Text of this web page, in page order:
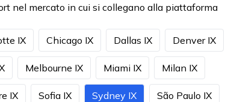
nel mercato in cui si collegano alla piattaforma
IX Chicago IX Dallas IX Denver IX
Melbourne IX Miami IX Milan IX
IX Sofia IX Sydney IX São Paulo IX